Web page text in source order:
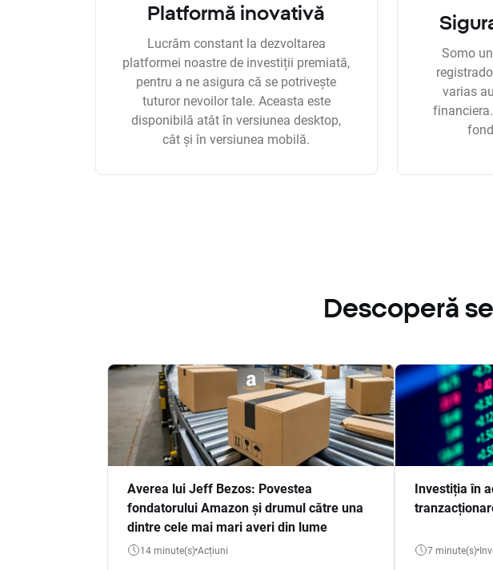
Platformă inovativă
Lucrăm constant la dezvoltarea
platformei noastre de investiții premiată,
pentru a ne asigura că se potrivește
tuturor nevoilor tale. Aceasta este
disponibilă atât în versiunea desktop,
cât și în versiunea mobilă.
Somo
varias
Descoperă
Averea lui Jeff Bezos: Povestea
fondatorului Amazon și drumul către una
dintre cele mai mari averi din lume
14 minute(s) Acțiuni
Investiția în
7 minute(s)